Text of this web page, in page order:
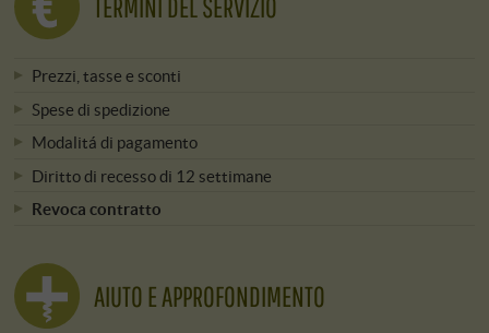
TERMINI DEL SERVIZIO
Prezzi, tasse e sconti
Spese di spedizione
Modalitá di pagamento
Diritto di recesso di 12 settimane
Revoca contratto
AIUTO E APPROFONDIMENTO